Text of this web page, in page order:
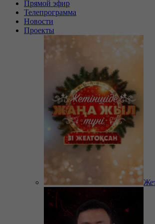
Прямой эфир
Телепрограмма
Новости
Проекты